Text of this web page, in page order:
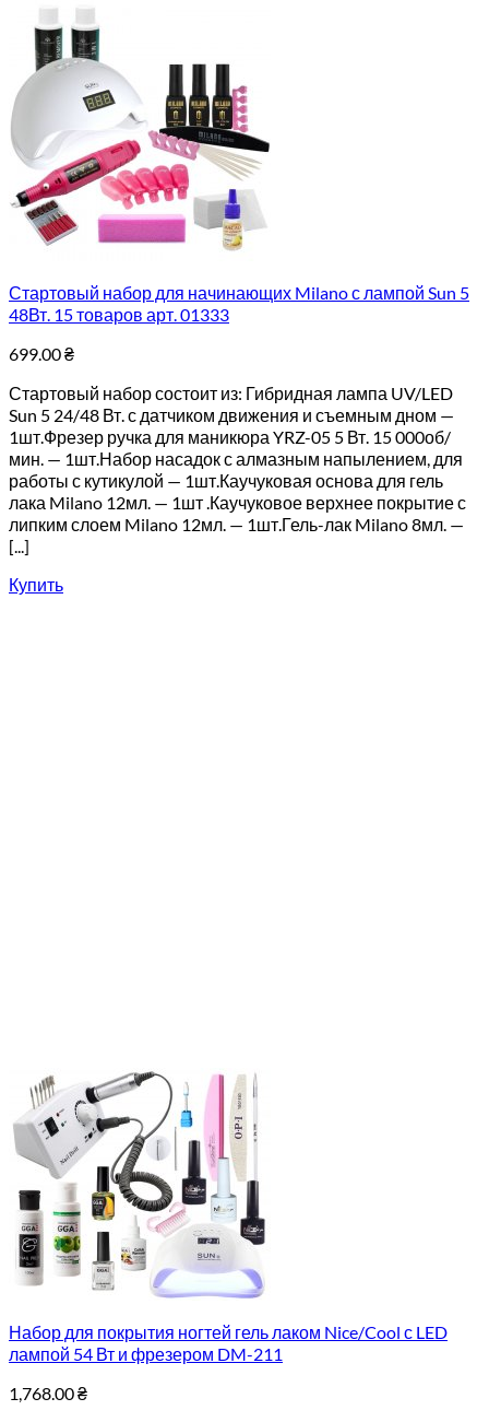
Стартовый набор для начинающих Milano с лампой Sun 5
48Вт. 15 товаров арт. 01333
699.00₴
Стартовый набор состоит из: Гибридная лампа UV/LED
Sun 5 24/48 Вт. с датчиком движения и съемным дном —
1шт.Фрезер ручка для маникюра YRZ-05 5 Вт. 15 000об/
мин. — 1шт.Набор насадок с алмазным напылением, для
работы с кутикулой — 1шт.Каучуковая основа для гель
лака Milano 12мл. — 1шт .Каучуковое верхнее покрытие с
липким слоем Milano 12мл. — 1шт.Гель-лак Milano 8мл. —
[...]
Купить
Набор для покрытия ногтей гель лаком Nice/Cool с LED
лампой 54 Вт и фрезером DM-211
1,768.00₴